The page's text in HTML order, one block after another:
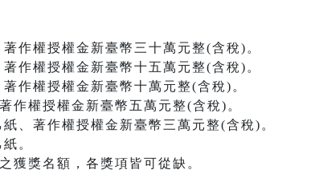
作權授權金新臺幣三十萬元整(含稅)。
作權授權金新臺幣十五萬元整(含稅)。
作權授權金新臺幣十萬元整(含稅)。
權授權金新臺幣五萬元整(含稅)。
、著作權授權金新臺幣三萬元整(含稅)。
。
獲獎名額，各獎項皆可從缺。